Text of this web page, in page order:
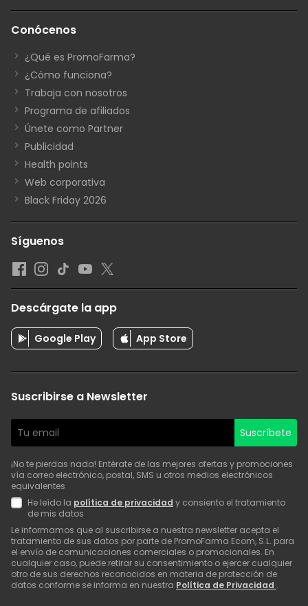
Conócenos
¿Qué es PromoFarma?
¿Cómo funciona?
Trabaja con nosotros
Programa de afiliados
Únete como Partner
Publicidad
Health points
Web corporativa
Black Friday 2026
Síguenos
Descárgate la app
Google Play App Store
Suscribirse a Newsletter
Suscríbete
¡No te pierdas nada! Entérate de las mejores ofertas y promociones
vía correo electrónico, postal, SMS u otros medios electrónicos
equivalentes
He leído la política de privacidad y consiento el tratamiento
de mis datos
Le informamos que al suscribirse a nuestra newsletter acepta el
tratamiento de sus datos por parte de PromoFarma Ecom, S.L. para
el envío de comunicaciones comerciales o promocionales. En
cualquier caso, puede retirar su consentimiento o ejercer cualquier
otro de sus derechos reconocidos en materia de protección de
datos conforme se informa en nuestra Política de Privacidad .